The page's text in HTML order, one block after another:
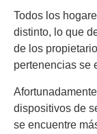
Todos los
distinto, lo que
de los
pertenencias se
dispositivos de
se encuentre